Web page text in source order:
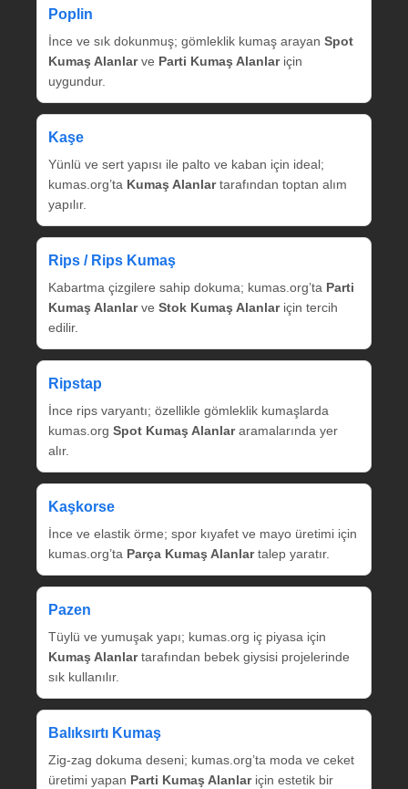
Poplin
İnce ve sık dokunmuş; gömleklik kumaş arayan Spot
Kumaş Alanlarve Parti Kumaş Alanlariçin
uygundur.
Kaşe
Yünlü ve sert yapısı ile palto ve kaban için ideal;
kumas.org’ta Kumaş Alanlartarafından toptan alım
yapılır.
Rips / Rips Kumaş
Kabartma çizgilere sahip dokuma; kumas.org’ta Parti
Kumaş Alanlarve Stok Kumaş Alanlariçin tercih
edilir.
Ripstap
İnce rips varyantı; özellikle gömleklik kumaşlarda
kumas.org Spot Kumaş Alanlararamalarında yer
alır.
Kaşkorse
İnce ve elastik örme; spor kıyafet ve mayo üretimi için
kumas.org’ta Parça Kumaş Alanlartalep yaratır.
Pazen
Tüylü ve yumuşak yapı; kumas.org iç piyasa için
Kumaş Alanlartarafından bebek giysisi projelerinde
sık kullanılır.
Balıksırtı Kumaş
Zig‑zag dokuma deseni; kumas.org’ta moda ve ceket
üretimi yapan Parti Kumaş Alanlariçin estetik bir